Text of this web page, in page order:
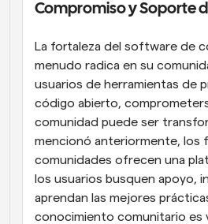
Compromiso y Soporte
La fortaleza del software de
menudo radica en su
usuarios de herramientas de
código abierto,
comunidad puede ser
mencionó anteriormente, los
comunidades ofrecen una
los usuarios busquen apoyo,
aprendan las mejores
conocimiento comunitario es